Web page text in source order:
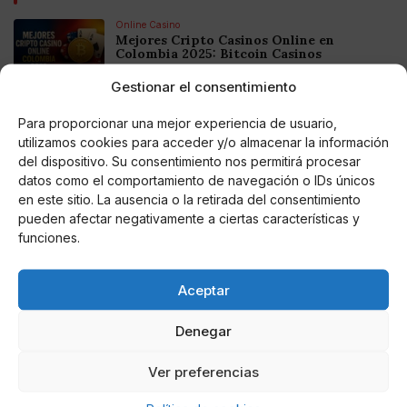
Gestionar el consentimiento
Para proporcionar una mejor experiencia de usuario,
utilizamos cookies para acceder y/o almacenar la información
del dispositivo. Su consentimiento nos permitirá procesar
datos como el comportamiento de navegación o IDs únicos
en este sitio. La ausencia o la retirada del consentimiento
pueden afectar negativamente a ciertas características y
funciones.
Aceptar
Denegar
Ver preferencias
Online Casino
Mejores Cripto Casinos Online en
Colombia 2025: Bitcoin Casinos
Mejores Casinos Online con Bitcoin y
Criptomonedas en Argentina 2025
Online Casino
Mejores casinos online con
criptomonedas y Bitcoin en México 2025
Entretenimiento
Fortnite regresa para iOS en la Unión